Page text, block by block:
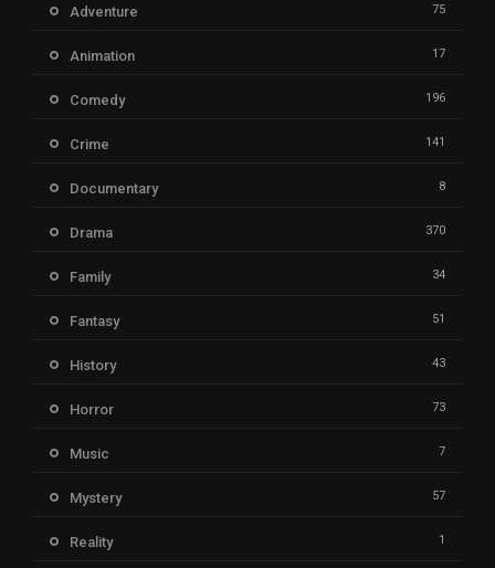
Adventure 75
Animation 17
Comedy 196
Crime 141
Documentary 8
Drama 370
Family 34
Fantasy 51
History 43
Horror 73
Music 7
Mystery 57
Reality 1